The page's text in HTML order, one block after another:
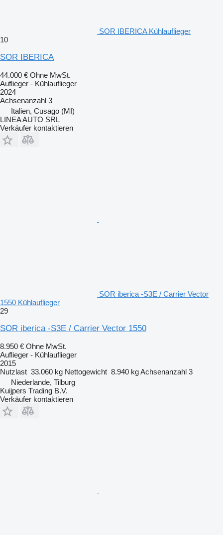
SOR IBERICA Kühlauflieger
10
SOR IBERICA
44.000 € Ohne MwSt.
Auflieger - Kühlauflieger
2024
Achsenanzahl 3
Italien, Cusago (MI)
LINEA AUTO SRL
Verkäufer kontaktieren
SOR iberica -S3E / Carrier Vector
1550 Kühlauflieger
29
SOR iberica -S3E / Carrier Vector 1550
8.950 € Ohne MwSt.
Auflieger - Kühlauflieger
2015
Nutzlast 33.060 kg Nettogewicht 8.940 kgAchsenanzahl 3
Niederlande, Tilburg
Kuijpers Trading B.V.
Verkäufer kontaktieren